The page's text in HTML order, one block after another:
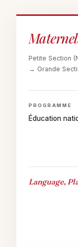
Petite Section
→ Grande
PROGRAMME
Éducation
Language,